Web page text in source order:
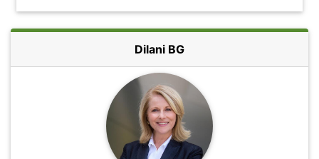
Dilani BG